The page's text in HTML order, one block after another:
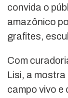
convida o
amazônico
grafites,
Com
Lisi, a
campo vivo e